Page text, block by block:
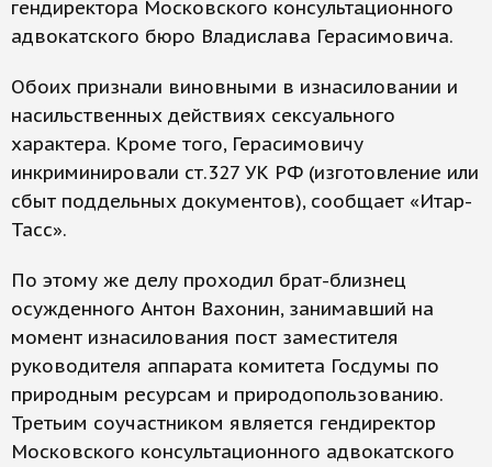
гендиректора Московского консультационного
адвокатского бюро Владислава Герасимовича.
Обоих признали виновными в изнасиловании и
насильственных действиях сексуального
характера. Кроме того, Герасимовичу
инкриминировали ст.327 УК РФ (изготовление или
сбыт поддельных документов), сообщает «Итар-
Тасс».
По этому же делу проходил брат-близнец
осужденного Антон Вахонин, занимавший на
момент изнасилования пост заместителя
руководителя аппарата комитета Госдумы по
природным ресурсам и природопользованию.
Третьим соучастником является гендиректор
Московского консультационного адвокатского